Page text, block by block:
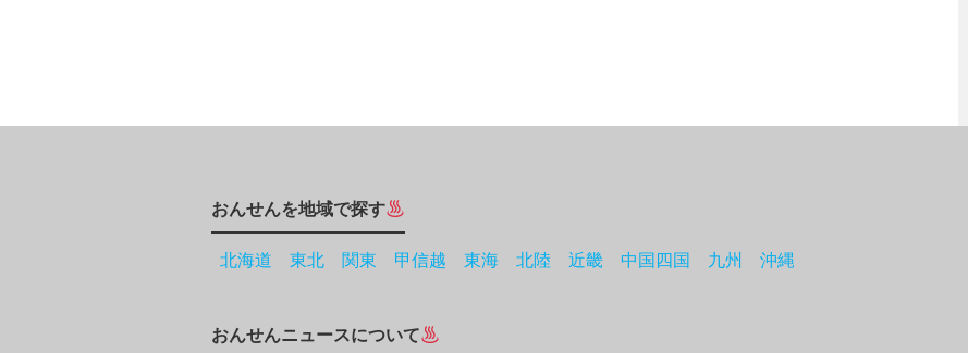
おんせんを地域で探す
北海道 東北 関東 甲信越 東海 北陸 近畿 中国四国 九州 沖縄
おんせんニュースについて